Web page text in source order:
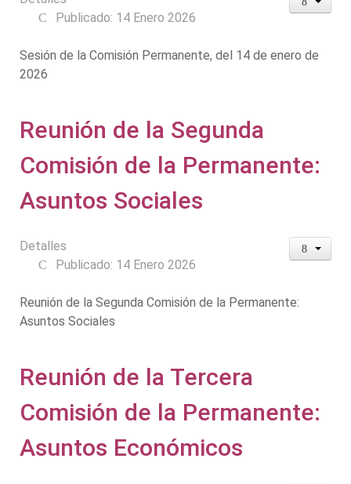
Publicado: 14 Enero 2026
Sesión de la Comisión Permanente, del 14 de enero de
2026
Reunión de la Segunda
Comisión de la Permanente:
Asuntos Sociales
Detalles
Publicado: 14 Enero 2026
Reunión de la Segunda Comisión de la Permanente:
Asuntos Sociales
Reunión de la Tercera
Comisión de la Permanente:
Asuntos Económicos